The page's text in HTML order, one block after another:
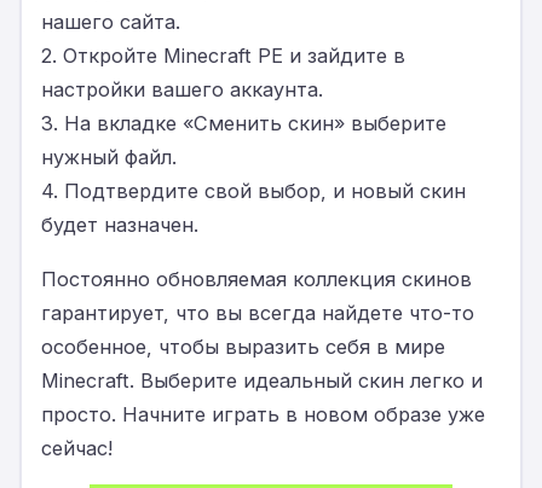
нашего сайта.
2. Откройте Minecraft PE и зайдите в
настройки вашего аккаунта.
3. На вкладке «Сменить скин» выберите
нужный файл.
4. Подтвердите свой выбор, и новый скин
будет назначен.
Постоянно обновляемая коллекция скинов
гарантирует, что вы всегда найдете что-то
особенное, чтобы выразить себя в мире
Minecraft. Выберите идеальный скин легко и
просто. Начните играть в новом образе уже
сейчас!